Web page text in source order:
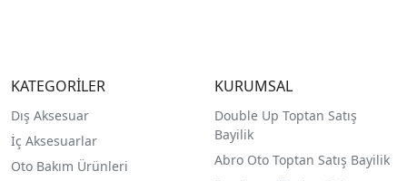
KATEGORİLER
Dış Aksesuar
İç Aksesuarlar
Oto Bakım Ürünleri
KURUMSAL
Double Up Toptan Satış
Bayilik
Abro Oto Toptan Satış Bayilik